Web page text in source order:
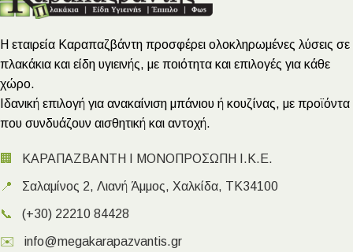
Η εταιρεία Καραπαζβάντη προσφέρει ολοκληρωμένες λύσεις σε
πλακάκια και είδη υγιεινής, με ποιότητα και επιλογές για κάθε
χώρο.
Ιδανική επιλογή για ανακαίνιση μπάνιου ή κουζίνας, με προϊόντα
που συνδυάζουν αισθητική και αντοχή.
🏢 ΚΑΡΑΠΑΖΒΑΝΤΗ Ι ΜΟΝΟΠΡΟΣΩΠΗ Ι.Κ.Ε.
📍 Σαλαμίνος 2, Λιανή Άμμος, Χαλκίδα, ΤΚ34100
📞 (+30) 22210 84428
✉️ info@megakarapazvantis.gr